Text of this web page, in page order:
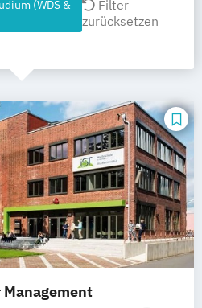
(WDS &
Filter
zurücksetzen